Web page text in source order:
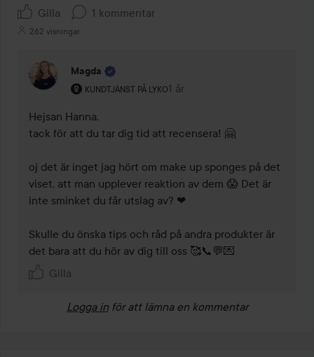
Gilla 1 kommentar
262 visningar
Magda
KUNDTJÄNST PÅ LYKO
Användarens roll: Kundtjänst på Lyko.
1 år
Kommentaren lades 1 år
Hejsan Hanna,
tack för att du tar dig tid att recensera! 🤗
oj det är inget jag hört om make up sponges på det
viset, att man upplever reaktion av dem 😱 Det är
inte sminket du får utslag av? ❤
Skulle du önska tips och råd på andra produkter är
det bara att du hör av dig till oss 🥰📞💬💌
Gilla
Logga in för att lämna en kommentar